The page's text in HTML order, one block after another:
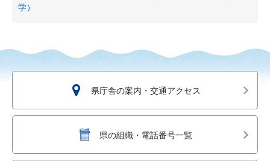
学）
県庁舎の案内・交通アクセス
県の組織・電話番号一覧